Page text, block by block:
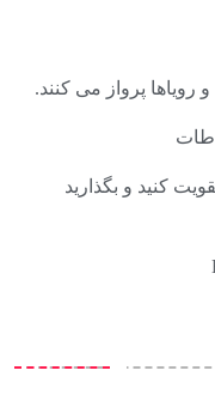
پرواز می کنند.
کنید و بگذارید